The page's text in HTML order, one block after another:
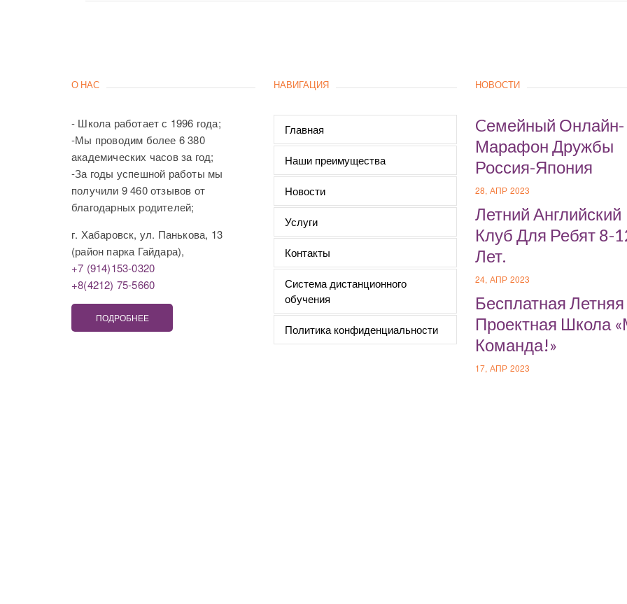
О НАС
- Школа работает с 1996 года;
-Мы проводим более 6 380
академических часов за год;
-За годы успешной работы мы
получили 9 460 отзывов от
благодарных родителей;
г. Хабаровск, ул. Панькова, 13
(район парка Гайдара),
+7 (914)153-0320
+8(4212) 75-5660
ПОДРОБНЕЕ
НАВИГАЦИЯ
Главная
Наши преимущества
Новости
Услуги
Контакты
Система дистанционного
обучения
Политика конфиденциальности
НОВОСТИ
Cемейный Онлайн-
Марафон Дружбы
Россия-Япония
28, АПР 2023
Летний Английский
Клуб Для Ребят 8-
Лет.
24, АПР 2023
Бесплатная Летняя
Проектная Школа
Команда!»
17, АПР 2023